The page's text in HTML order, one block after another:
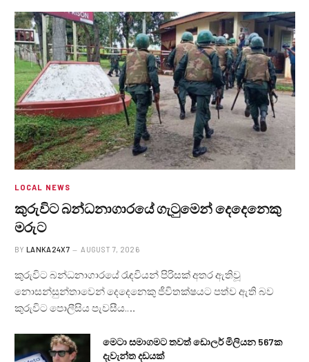
LOCAL NEWS
කුරුවිට බන්ධනාගාරයේ ගැටුමෙන් දෙදෙනෙකු
මරුට
BY LANKA24X7 AUGUST 7, 2026
කුරුවිට බන්ධනාගාරයේ රැඳවියන් පිරිසක් අතර ඇතිවූ
නොසන්සුන්තාවෙන් දෙදෙනෙකු ජීවිතක්ෂයට පත්ව ඇති බව
කුරුවිට පොලීසිය පැවසීය.…
මෙටා සමාගමට තවත් ඩොලර් මිලියන 567ක
දැවැන්ත දඩයක්